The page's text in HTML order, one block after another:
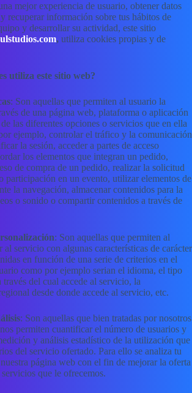
mejor experiencia de usuario, obtener datos
recuperar información sobre tus hábitos de
y desarrollar su actividad, este sitio
, utiliza cookies propias y de
utiliza este sitio web?
: Son aquellas que permiten al usuario la
de una página web, plataforma o aplicación
las diferentes opciones o servicios que en ella
ejemplo, controlar el tráfico y la comunicación
la sesión, acceder a partes de acceso
los elementos que integran un pedido,
de compra de un pedido, realizar la solicitud
participación en un evento, utilizar elementos de
la navegación, almacenar contenidos para la
o sonido o compartir contenidos a través de
: Son aquellas que permiten al
al servicio con algunas características de carácter
en función de una serie de criterios en el
como por ejemplo serian el idioma, el tipo
través del cual accede al servicio, la
desde donde accede al servicio, etc.
: Son aquellas que bien tratadas por nosotros
permiten cuantificar el número de usuarios y
y análisis estadístico de la utilización que
del servicio ofertado. Para ello se analiza tu
página web con el fin de mejorar la oferta
que le ofrecemos.